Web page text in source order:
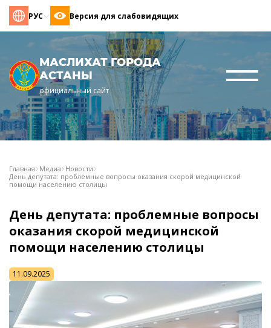
РУС Версия для слабовидящих
МАСЛИХАТ ГОРОДА
АСТАНЫ
официальный сайт
Главная Медиа Новости
День депутата: проблемные вопросы оказания скорой медицинской
помощи населению столицы
День депутата: проблемные вопросы
оказания скорой медицинской
помощи населению столицы
11.09.2025